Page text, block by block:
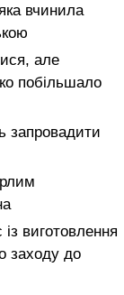
вчинила
але
побільшало
запровадити
виготовлення
заходу до